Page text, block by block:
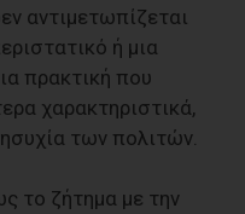
αντιμετωπίζεται
ή μια
πρακτική που
χαρακτηριστικά,
των πολιτών.
το ζήτημα με την